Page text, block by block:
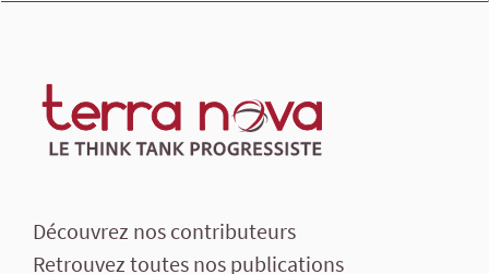
Découvrez nos contributeurs
Retrouvez toutes nos publications